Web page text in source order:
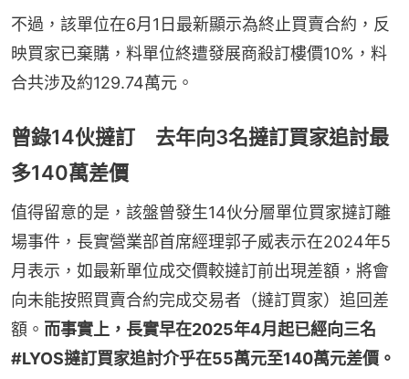
不過，該單位在6月1日最新顯示為終止買賣合約，反
映買家已棄購，料單位終遭發展商殺訂樓價10%，料
合共涉及約129.74萬元。
曾錄14伙撻訂 去年向3名撻訂買家追討最
多140萬差價
值得留意的是，該盤曾發生14伙分層單位買家撻訂離
場事件，長實營業部首席經理郭子威表示在2024年5
月表示，如最新單位成交價較撻訂前出現差額，將會
向未能按照買賣合約完成交易者（撻訂買家）追回差
額。 而事實上，長實早在2025年4月起已經向三名
#LYOS撻訂買家追討介乎在55萬元至140萬元差價。